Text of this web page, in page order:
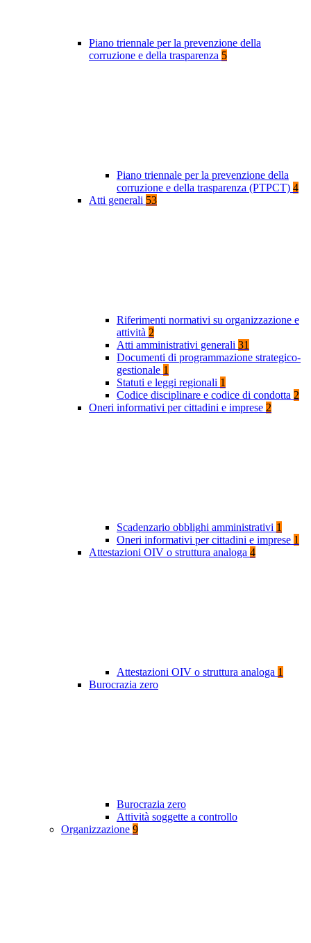
Piano triennale per la prevenzione della
corruzione e della trasparenza 5
Piano triennale per la prevenzione della
corruzione e della trasparenza (PTPCT) 4
Atti generali 53
Riferimenti normativi su organizzazione e
attività 2
Atti amministrativi generali 31
Documenti di programmazione strategico-
gestionale 1
Statuti e leggi regionali 1
Codice disciplinare e codice di condotta 2
Oneri informativi per cittadini e imprese 2
Scadenzario obblighi amministrativi 1
Oneri informativi per cittadini e imprese 1
Attestazioni OIV o struttura analoga 4
Attestazioni OIV o struttura analoga 1
Burocrazia zero
Burocrazia zero
Attività soggette a controllo
Organizzazione 9